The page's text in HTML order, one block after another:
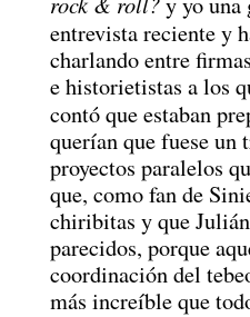
entrevista reciente y
charlando entre
e historietistas a los
contó que estaban
querían que fuese
proyectos paralelos
que, como fan de
chiribitas y que
parecidos, porque
coordinación del
más increíble que